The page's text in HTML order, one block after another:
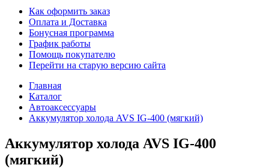
Как оформить заказ
Оплата и Доставка
Бонусная программа
График работы
Помощь покупателю
Перейти на старую версию сайта
Главная
Каталог
Автоаксессуары
Аккумулятор холода AVS IG-400 (мягкий)
Аккумулятор холода AVS IG-400
(мягкий)